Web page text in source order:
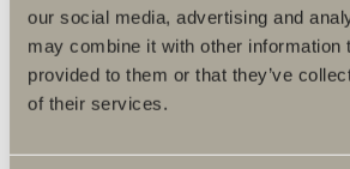
our social media, advertising and
may combine it with other information
provided to them or that they’ve
of their services.